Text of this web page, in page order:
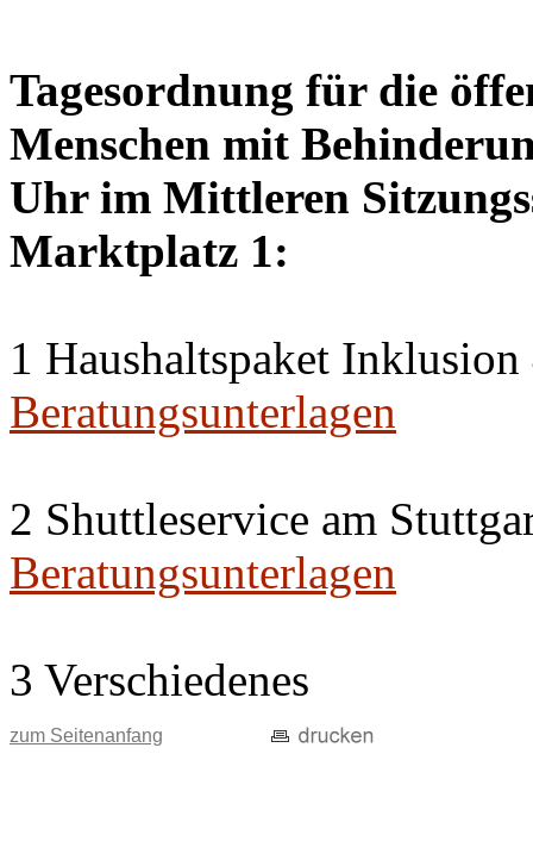
Tagesordnung für die
Menschen mit
Uhr im Mittleren
Marktplatz 1:
1 Haushaltspaket Inklusion
Beratungsunterlagen
2 Shuttleservice am
Beratungsunterlagen
3 Verschiedenes
zum Seitenanfang